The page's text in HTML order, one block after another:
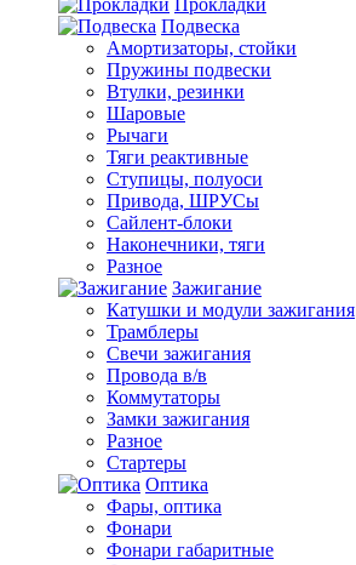
Прокладки
Подвеска
Амортизаторы, стойки
Пружины подвески
Втулки, резинки
Шаровые
Рычаги
Тяги реактивные
Ступицы, полуоси
Привода, ШРУСы
Сайлент-блоки
Наконечники, тяги
Разное
Зажигание
Катушки и модули зажигания
Трамблеры
Свечи зажигания
Провода в/в
Коммутаторы
Замки зажигания
Разное
Стартеры
Оптика
Фары, оптика
Фонари
Фонари габаритные